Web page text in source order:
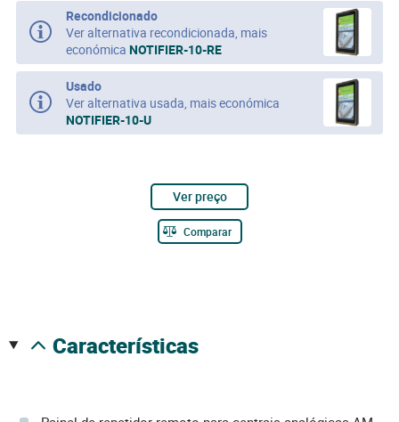
Recondicionado
Ver alternativa recondicionada, mais
económicaNOTIFIER-10-RE
Usado
Ver alternativa usada, mais económica
NOTIFIER-10-U
Ver preço
Comparar
características